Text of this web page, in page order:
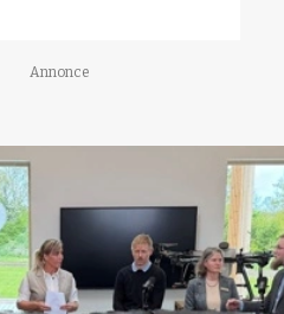
Annonce